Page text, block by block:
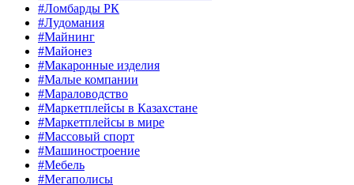
#Ломбарды РК
#Лудомания
#Майнинг
#Майонез
#Макаронные изделия
#Малые компании
#Мараловодство
#Маркетплейсы в Казахстане
#Маркетплейсы в мире
#Массовый спорт
#Машиностроение
#Мебель
#Мегаполисы